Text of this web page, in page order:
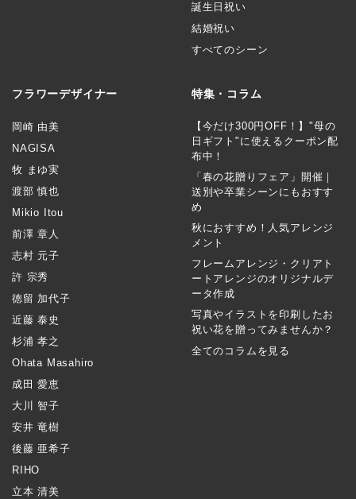
誕生日祝い
結婚祝い
すべてのシーン
フラワーデザイナー
岡崎 由美
NAGISA
牧 まゆ実
渡部 慎也
Mikio Itou
前澤 章人
志村 元子
許 宗秀
徳留 加代子
近藤 泰史
杉浦 孝之
Ohata Masahiro
成田 愛恵
大川 智子
安井 竜樹
後藤 亜希子
RIHO
立本 清美
特集・コラム
【今だけ300円OFF！】"母の
日ギフト"に使えるクーポン配
布中！
「春の花贈りフェア」開催｜
送別や卒業シーンにもおすす
め
秋におすすめ！人気アレンジ
メント
フレームアレンジ・クリアト
ートアレンジのオリジナルデ
ータ作成
写真やイラストを印刷したお
祝い花を贈ってみませんか？
全てのコラムを見る